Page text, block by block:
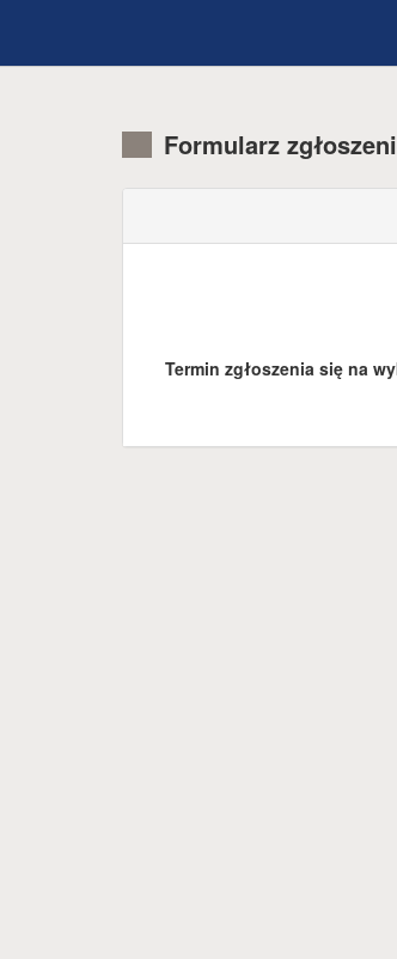
Formularz
Termin zgłoszenia się na